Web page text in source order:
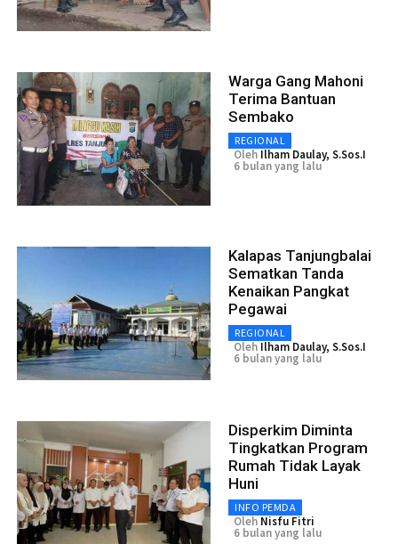
Warga Gang Mahoni
Terima Bantuan
Sembako
REGIONAL
Oleh Ilham Daulay, S.Sos.I
6 bulan yang lalu
Kalapas Tanjungbalai
Sematkan Tanda
Kenaikan Pangkat
Pegawai
REGIONAL
Oleh Ilham Daulay, S.Sos.I
6 bulan yang lalu
Disperkim Diminta
Tingkatkan Program
Rumah Tidak Layak
Huni
INFO PEMDA
Oleh Nisfu Fitri
6 bulan yang lalu